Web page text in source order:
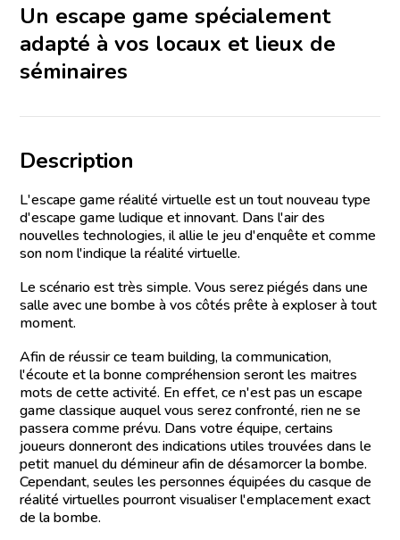
Un escape game spécialement
adapté à vos locaux et lieux de
séminaires
Description
L'escape game réalité virtuelle est un tout nouveau type
d'escape game ludique et innovant. Dans l'air des
nouvelles technologies, il allie le jeu d'enquête et comme
son nom l'indique la réalité virtuelle.
Le scénario est très simple. Vous serez piégés dans une
salle avec une bombe à vos côtés prête à exploser à tout
moment.
Afin de réussir ce team building, la communication,
l'écoute et la bonne compréhension seront les maitres
mots de cette activité. En effet, ce n'est pas un escape
game classique auquel vous serez confronté, rien ne se
passera comme prévu. Dans votre équipe, certains
joueurs donneront des indications utiles trouvées dans le
petit manuel du démineur afin de désamorcer la bombe.
Cependant, seules les personnes équipées du casque de
réalité virtuelles pourront visualiser l'emplacement exact
de la bombe.